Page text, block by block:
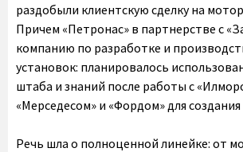
раздобыли клиентскую сделку на
Причем «Петронас» в партнерстве с
компанию по разработке и
установок: планировалось
штаба и знаний после работы с
«Мерседесом» и «Фордом» для
Речь шла о полноценной линейке: от